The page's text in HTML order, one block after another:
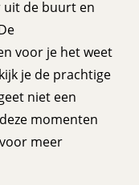
uit de buurt en
voor je het weet
je de prachtige
niet een
momenten
meer